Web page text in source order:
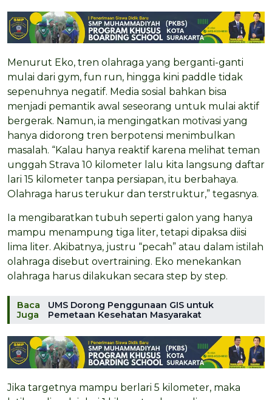
Menurut Eko, tren olahraga yang berganti-ganti
mulai dari gym, fun run, hingga kini paddle tidak
sepenuhnya negatif. Media sosial bahkan bisa
menjadi pemantik awal seseorang untuk mulai aktif
bergerak. Namun, ia mengingatkan motivasi yang
hanya didorong tren berpotensi menimbulkan
masalah. “Kalau hanya reaktif karena melihat teman
unggah Strava 10 kilometer lalu kita langsung daftar
lari 15 kilometer tanpa persiapan, itu berbahaya.
Olahraga harus terukur dan terstruktur,” tegasnya.
Ia mengibaratkan tubuh seperti galon yang hanya
mampu menampung tiga liter, tetapi dipaksa diisi
lima liter. Akibatnya, justru “pecah” atau dalam istilah
olahraga disebut overtraining. Eko menekankan
olahraga harus dilakukan secara step by step.
Baca
Juga
UMS Dorong Penggunaan GIS untuk
Pemetaan Kesehatan Masyarakat
Jika targetnya mampu berlari 5 kilometer, maka